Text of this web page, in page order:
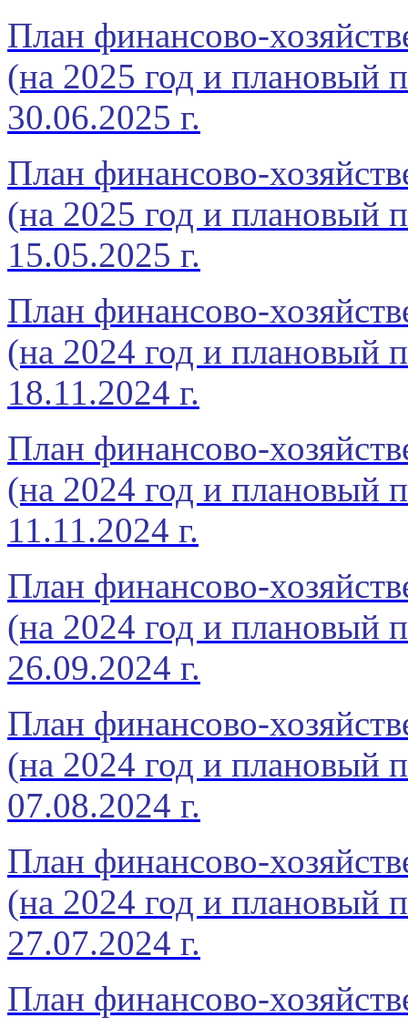
План финансово-
(на 2025 год и плановый
30.06.2025 г.
План финансово-
(на 2025 год и плановый
15.05.2025 г.
План финансово-
(на 2024 год и плановый
18.11.2024 г.
План финансово-
(на 2024 год и плановый
11.11.2024 г.
План финансово-
(на 2024 год и плановый
26.09.2024 г.
План финансово-
(на 2024 год и плановый
07.08.2024 г.
План финансово-
(на 2024 год и плановый
27.07.2024 г.
План финансово-